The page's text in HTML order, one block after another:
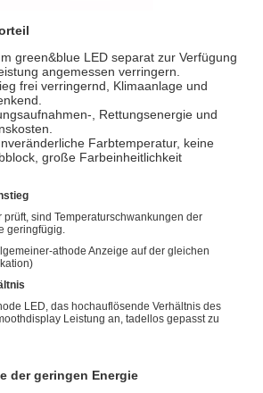
green&blue LED separat zur Verfügung
angemessen verringern.
frei verringernd, Klimaanlage und
, Rettungsenergie und
Farbtemperatur, keine
große Farbeinheitlichkeit
sind Temperaturschwankungen der
geringfügig.
athode Anzeige auf der gleichen
LED, das hochauflösende Verhältnis des
Leistung an, tadellos gepasst zu
der geringen Energie